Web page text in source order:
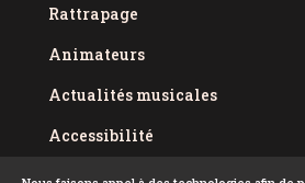
Rattrapage
Animateurs
Actualités musicales
Accessibilité
Politique de confidentialité